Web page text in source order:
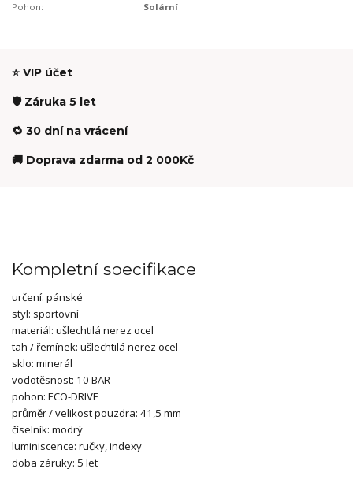
Pohon:
Solární
⭐ VIP účet
🛡️ Záruka 5 let
🔁 30 dní na vrácení
🚚 Doprava zdarma od 2 000Kč
Kompletní specifikace
určení: pánské
styl: sportovní
materiál: ušlechtilá nerez ocel
tah / řemínek: ušlechtilá nerez ocel
sklo: minerál
vodotěsnost: 10 BAR
pohon: ECO-DRIVE
průměr / velikost pouzdra: 41,5 mm
číselník: modrý
luminiscence: ručky, indexy
doba záruky: 5 let